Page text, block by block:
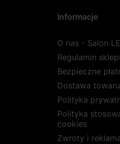
Informacje
O nas - Salon
Regulamin
Bezpieczne
Dostawa towaru
Polityka
Polityka
cookies
Zwroty i